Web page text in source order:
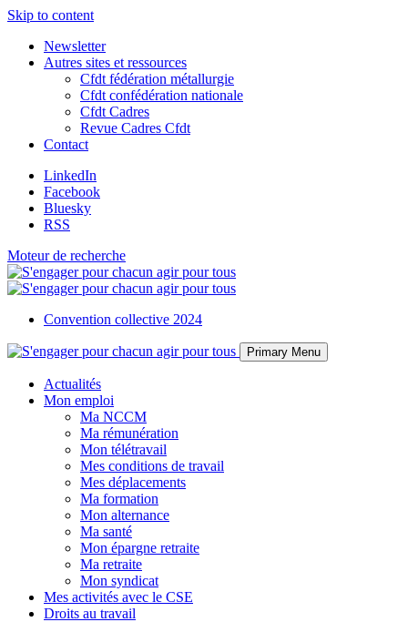
Skip to content
Newsletter
Autres sites et ressources
Cfdt fédération métallurgie
Cfdt confédération nationale
Cfdt Cadres
Revue Cadres Cfdt
Contact
LinkedIn
Facebook
Bluesky
RSS
Moteur de recherche
Convention collective 2024
Primary Menu
Actualités
Mon emploi
Ma NCCM
Ma rémunération
Mon télétravail
Mes conditions de travail
Mes déplacements
Ma formation
Mon alternance
Ma santé
Mon épargne retraite
Ma retraite
Mon syndicat
Mes activités avec le CSE
Droits au travail